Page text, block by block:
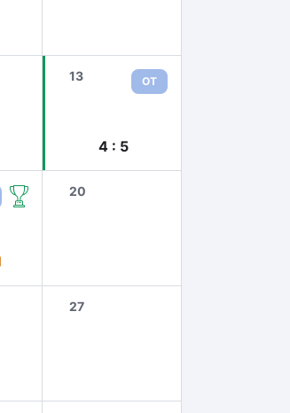
13 ОТ
4 : 5
20
27